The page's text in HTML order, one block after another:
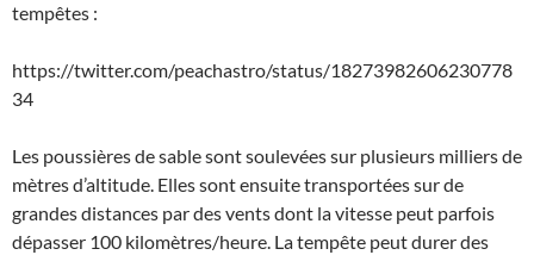
tempêtes :
https://twitter.com/peachastro/status/18273982606230778
34
Les poussières de sable sont soulevées sur plusieurs milliers de
mètres d’altitude. Elles sont ensuite transportées sur de
grandes distances par des vents dont la vitesse peut parfois
dépasser 100 kilomètres/heure. La tempête peut durer des